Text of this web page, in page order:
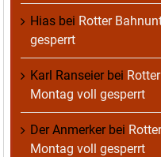
Hias bei Rotter
gesperrt
Karl Ranseierbei
Montag voll gesperrt
Der Anmerkerbei
Montag voll gesperrt